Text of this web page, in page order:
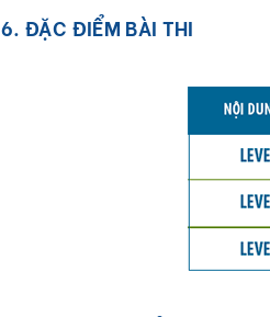
6. ĐẶC ĐIỂM BÀI THI